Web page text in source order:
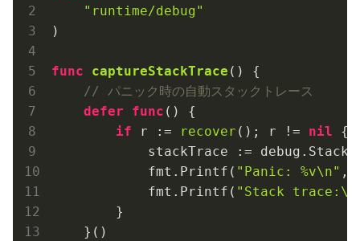
"runtime/debug"
)
func captureStackTrace ()
{
// パニック時の自動スタックトレース
defer
func ()
{
if r := recover (); r != nil {
stackTrace :=
            fmt.Printf(
"Panic: %v\n" ,
            fmt.Printf(
"Stack
        }
    }()